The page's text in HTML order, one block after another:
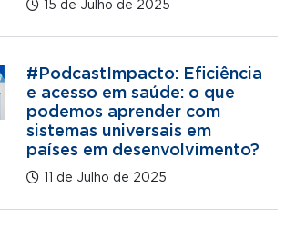
15 de Julho de 2025
#PodcastImpacto: Eficiência
e acesso em saúde: o que
podemos aprender com
sistemas universais em
países em desenvolvimento?
11 de Julho de 2025